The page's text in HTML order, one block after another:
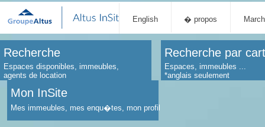
English � propos
Recherche
Espaces disponibles, immeubles,
agents de location
Recherche par
Espaces, immeubles ...
*anglais seulement
Mon InSite
Mes immeubles, mes enqu�tes, mon profil